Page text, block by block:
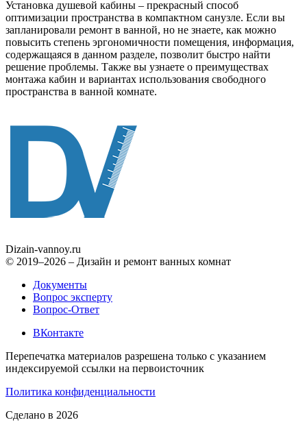
Установка душевой кабины – прекрасный способ
оптимизации пространства в компактном санузле. Если вы
запланировали ремонт в ванной, но не знаете, как можно
повысить степень эргономичности помещения, информация,
содержащаяся в данном разделе, позволит быстро найти
решение проблемы. Также вы узнаете о преимуществах
монтажа кабин и вариантах использования свободного
пространства в ванной комнате.
Dizain-vannoy.ru
© 2019–2026 – Дизайн и ремонт ванных комнат
Документы
Вопрос эксперту
Вопрос-Ответ
ВКонтакте
Перепечатка материалов разрешена только с указанием
индексируемой ссылки на первоисточник
Политика конфиденциальности
Сделано в 2026